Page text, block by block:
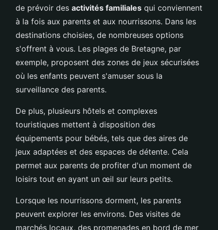
de prévoir des activités familiales qui conviennent
à la fois aux parents et aux nourrissons. Dans les
destinations choisies, de nombreuses options
s'offrent à vous. Les plages de Bretagne, par
exemple, proposent des zones de jeux sécurisées
où les enfants peuvent s'amuser sous la
surveillance des parents.
De plus, plusieurs hôtels et complexes
touristiques mettent à disposition des
équipements pour bébés, tels que des aires de
jeux adaptées et des espaces de détente. Cela
permet aux parents de profiter d'un moment de
loisirs tout en ayant un œil sur leurs petits.
Lorsque les nourrissons dorment, les parents
peuvent explorer les environs. Des visites de
marchés locaux, des promenades en bord de mer